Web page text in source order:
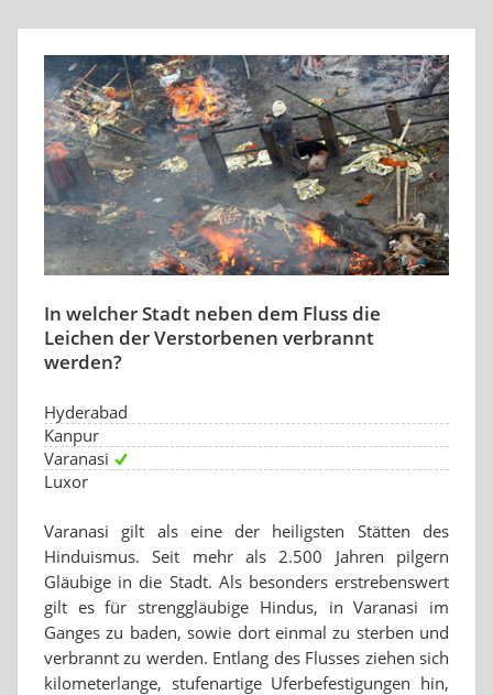
In welcher Stadt neben dem Fluss die
Leichen der Verstorbenen verbrannt
werden?
Hyderabad
Kanpur
Varanasi
Luxor
Varanasi gilt als eine der heiligsten Stätten des
Hinduismus. Seit mehr als 2.500 Jahren pilgern
Gläubige in die Stadt. Als besonders erstrebenswert
gilt es für strenggläubige Hindus, in Varanasi im
Ganges zu baden, sowie dort einmal zu sterben und
verbrannt zu werden. Entlang des Flusses ziehen sich
kilometerlange, stufenartige Uferbefestigungen hin,